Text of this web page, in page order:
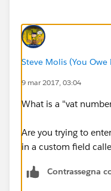
Steve Molis (You Owe
9 mar 2017, 03:04
What is a "vat
Are you trying to
in a custom field
Contrassegna